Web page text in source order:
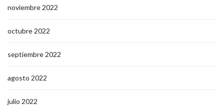
noviembre 2022
octubre 2022
septiembre 2022
agosto 2022
julio 2022